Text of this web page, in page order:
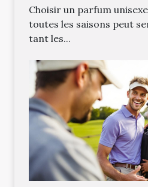
saisons ?
Choisir un parfum
toutes les saisons peut
tant les...